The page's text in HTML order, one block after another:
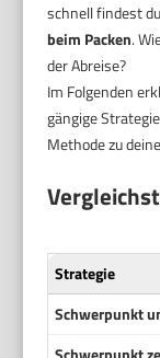
schnell findest
beim Packen.
der Abreise?
Im Folgenden
gängige
Methode zu
Strategie
Schwerpunkt